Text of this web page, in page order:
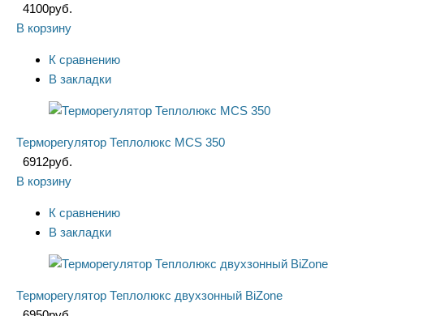
4100руб.
В корзину
К сравнению
В закладки
Терморегулятор Теплолюкс MCS 350
6912руб.
В корзину
К сравнению
В закладки
Терморегулятор Теплолюкс двухзонный BiZone